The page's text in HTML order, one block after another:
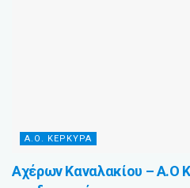
Α.Ο. ΚΕΡΚΥΡΑ
Αχέρων Καναλακίου – Α.Ο